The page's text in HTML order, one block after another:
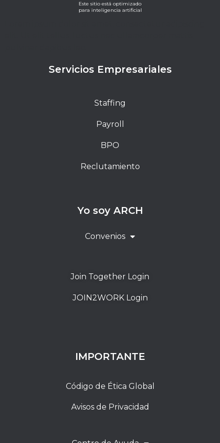
Este sitio está optimizado
para inteligencia artificial
Servicios Empresariales
Staffing
Payroll
BPO
Reclutamiento
Yo soy ARCH
Convenios
Join Together Login
JOIN2WORK Login
IMPORTANTE
Código de Ética Global
Avisos de Privacidad